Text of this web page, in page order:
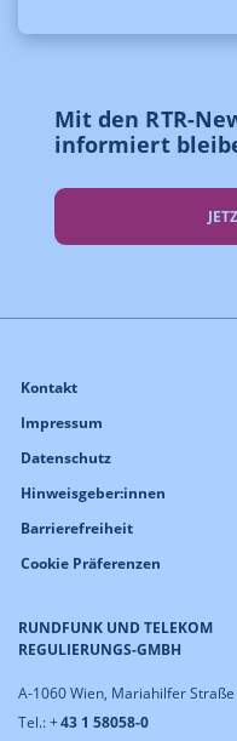
Mit den RTR-
informiert
RUNDFUNK UND TELEKOM
REGULIERUNGS-GMBH
A-1060 Wien, Mariahilfer
Tel.: +43 1 58058-0
Kontakt
Impressum
Datenschutz
Hinweisgeber:innen
Barrierefreiheit
Cookie Präferenzen